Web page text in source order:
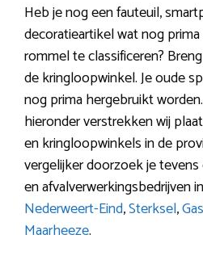
Heb je nog een fauteuil,
decoratieartikel wat nog
rommel te classificeren?
de kringloopwinkel. Je oude
nog prima hergebruikt
hieronder verstrekken wij
en kringloopwinkels in de
vergelijker doorzoek je
en afvalverwerkingsbedrijven
Nederweert-Eind,Sterksel,
Maarheeze.